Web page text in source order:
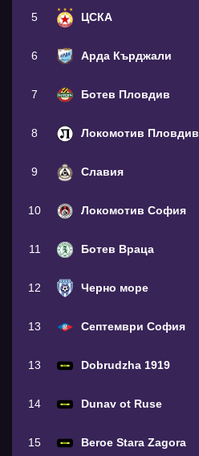
5 ЦСКА
6 Арда Кърджали
7 Ботев Пловдив
8 Локомотив Пловдив
9 Славия
10 Локомотив София
11 Ботев Враца
12 Черно море
13 Септември София
13 Dobrudzha 1919
14 Dunav ot Ruse
15 Beroe Stara Zagora